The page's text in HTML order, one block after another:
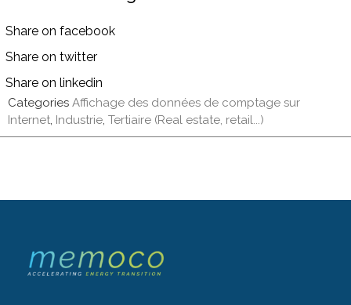
Share on facebook
Share on twitter
Share on linkedin
Categories Affichage des données de comptage sur
Internet, Industrie, Tertiaire (Real estate, retail...)